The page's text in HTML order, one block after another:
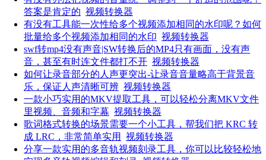
答案是肯定的 视频转换器
有没有工具能一次性给多个视频添加相同的水印呢？如何
批量给多个视频添加相同的水印 视频转换器
swf转mp4没有声音|SW转换后的MP4只有画面，没有声
音，甚至有时连文件都打不开 视频转换器
如何让录音部分的人声更突出-让录音音量略高于背景音
乐，保证人声清晰可辨 视频转换器
一款小巧实用的MKV提取工具，可以轻松分离MKV文件
里视频、音频和字幕 视频转换器
歌词格式转换的场景需要一个小工具，帮我们把 KRC 转
成 LRC，非常简单实用
视频转换器
分享一款实用的多音轨视频刻录工具，你可以比较轻松地